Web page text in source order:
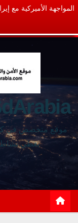
المواجهة الأميركية مع
موقع متخصص في
يغطي